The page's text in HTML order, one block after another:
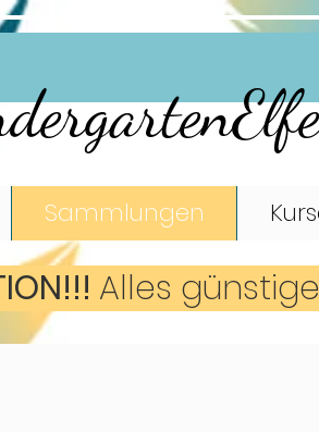
Sammlungen
Alles